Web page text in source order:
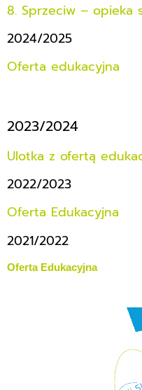
8. Sprzeciw – opieka
2024/2025
Oferta edukacyjna
2023/2024
Ulotka z ofertą
2022/2023
Oferta Edukacyjna
2021/2022
Oferta Edukacyjna